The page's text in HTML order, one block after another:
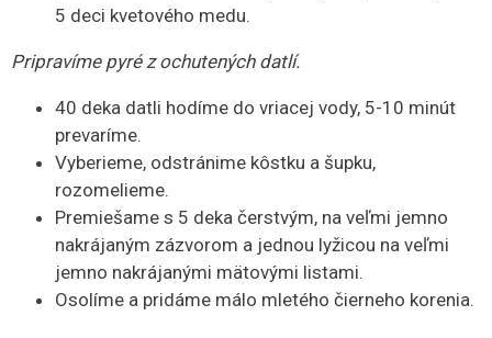
5 deci kvetového medu.
Pripravíme pyré z ochutených datlí.
40 deka datli hodíme do vriacej vody, 5-10 minút
prevaríme.
Vyberieme, odstránime kôstku a šupku,
rozomelieme.
Premiešame s 5 deka čerstvým, na veľmi jemno
nakrájaným zázvorom a jednou lyžicou na veľmi
jemno nakrájanými mätovými listami.
Osolíme a pridáme málo mletého čierneho korenia.